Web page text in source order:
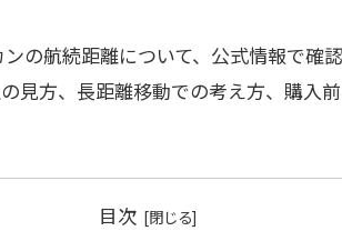
の航続距離について、公式情報で確
見方、長距離移動での考え方、購入
目次